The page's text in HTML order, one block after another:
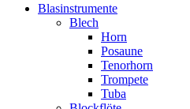
Blasinstrumente
Blech
Horn
Posaune
Tenorhorn
Trompete
Tuba